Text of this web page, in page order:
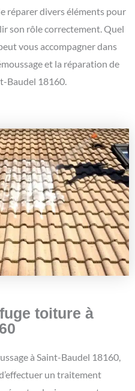
réparer divers éléments pour
son rôle correctement. Quel
vous accompagner dans
et la réparation de
Baudel 18160.
toiture à
à Saint-Baudel 18160,
un traitement